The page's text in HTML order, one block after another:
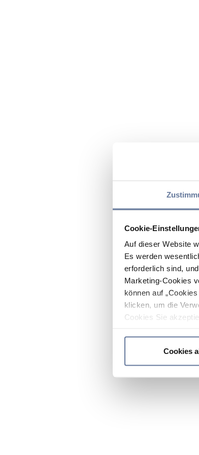
Cookie-
Auf dieser Website
Es werden
erforderlich sind,
Marketing-Cookies
können auf
klicken, um die
Cookies Sie
Cookies